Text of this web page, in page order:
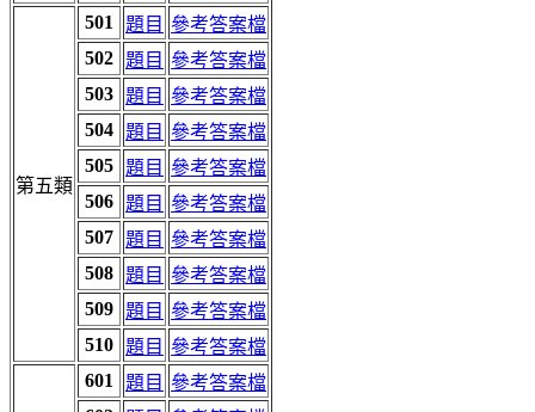
第五類
501 題目 參考答案檔
502 題目 參考答案檔
503 題目 參考答案檔
504 題目 參考答案檔
505 題目 參考答案檔
506 題目 參考答案檔
507 題目 參考答案檔
508 題目 參考答案檔
509 題目 參考答案檔
510 題目 參考答案檔
601
題目 參考答案檔